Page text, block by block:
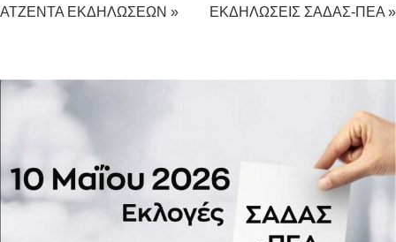
ΑΤΖΕΝΤΑ ΕΚΔΗΛΩΣΕΩΝ » ΕΚΔΗΛΩΣΕΙΣ ΣΑΔΑΣ-ΠΕΑ »